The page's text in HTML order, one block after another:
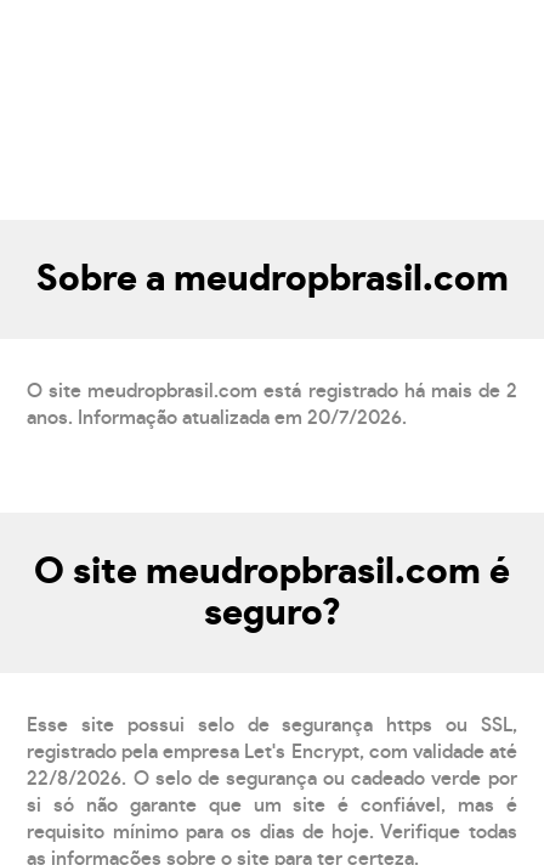
Sobre a meudropbrasil.com
O site meudropbrasil.com está registrado há mais de 2
anos. Informação atualizada em 20/7/2026.
O site meudropbrasil.com é
seguro?
Esse site possui selo de segurança https ou SSL,
registrado pela empresa Let's Encrypt, com validade até
22/8/2026. O selo de segurança ou cadeado verde por
si só não garante que um site é confiável, mas é
requisito mínimo para os dias de hoje. Verifique todas
as informações sobre o site para ter certeza.